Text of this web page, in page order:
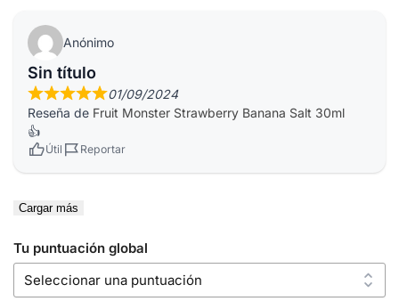
Anónimo
Sin título
01/09/2024
Reseña de Fruit Monster Strawberry Banana Salt 30ml
👍
Útil Reportar
Cargar más
Tu puntuación global